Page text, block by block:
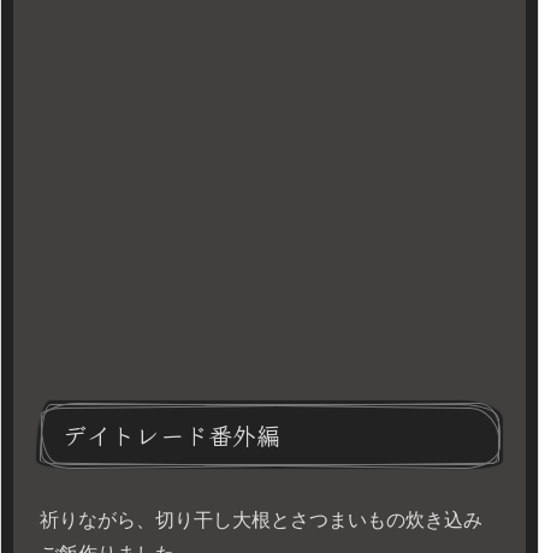
デイトレード番外編
祈りながら、切り干し大根とさつまいもの炊き込み